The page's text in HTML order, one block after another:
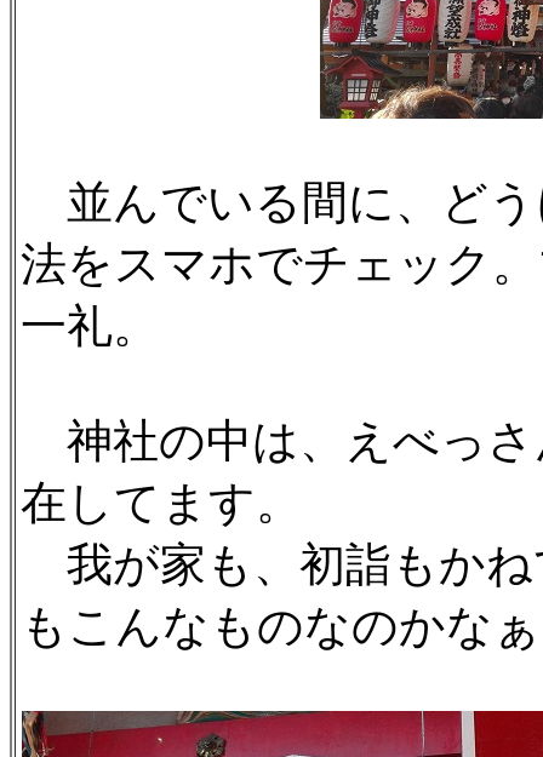
並んでいる間に、ど
法をスマホでチェック
一礼。
神社の中は、えべっ
在してます。
我が家も、初詣もか
もこんなものなのかな